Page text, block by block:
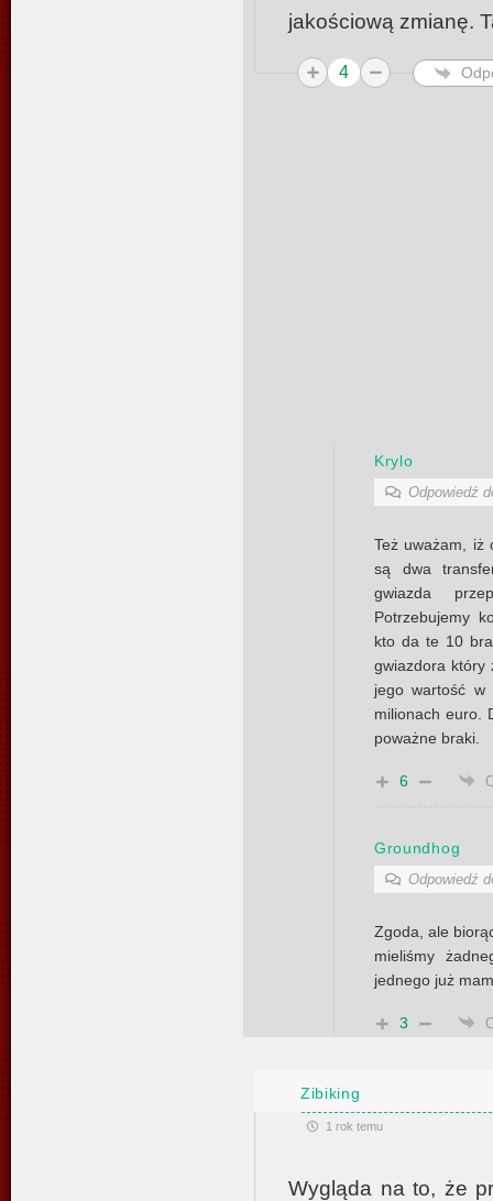
jakościową zmianę.
4
Krylo
Odpowiedź
Też uważam, iż
są dwa
gwiazda
Potrzebujemy
kto da te 10
gwiazdora który
jego wartość
milionach euro.
poważne braki.
6
Groundhog
Odpowiedź
Zgoda, ale
mieliśmy
jednego już
3
Zibiking
1 rok temu
Wygląda na to, że